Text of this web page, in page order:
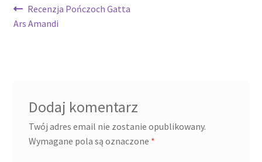
Nawigacja
wpisu
Poprzedni
wpis:
Recenzja Pończoch Gatta
Ars Amandi
Dodaj komentarz
Twój adres email nie zostanie opublikowany.
Wymagane pola są oznaczone *